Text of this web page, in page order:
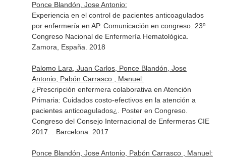
Ponce Blandón, Jose Antonio:
Experiencia en el control de pacientes anticoagulados
por enfermería en AP. Comunicación en congreso. 23º
Congreso Nacional de Enfermería Hematológica.
Zamora, España. 2018
Palomo Lara, Juan Carlos, Ponce Blandón, Jose
Antonio, Pabón Carrasco , Manuel:
¿Prescripción enfermera colaborativa en Atención
Primaria: Cuidados costo-efectivos en la atención a
pacientes anticoagulados¿. Poster en Congreso.
Congreso del Consejo Internacional de Enfermeras CIE
2017. . Barcelona. 2017
Ponce Blandón, Jose Antonio, Pabón Carrasco , Manuel: